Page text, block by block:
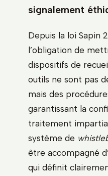
signalement
Depuis la loi Sapin
l’obligation de
dispositifs de
outils ne sont pas
mais des
garantissant la
traitement
système de
être accompagné
qui définit